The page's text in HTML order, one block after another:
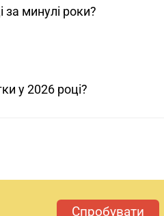
за минулі роки?
у 2026 році?
Спробувати